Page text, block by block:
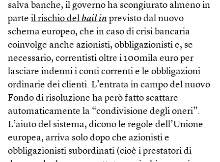
salva banche, il governo ha scongiurato almeno in
parte il rischio del bail in previsto dal nuovo
schema europeo, che in caso di crisi bancaria
coinvolge anche azionisti, obbligazionisti e, se
necessario, correntisti oltre i 100mila euro per
lasciare indenni i conti correnti e le obbligazioni
ordinarie dei clienti. L’entrata in campo del nuovo
Fondo di risoluzione ha però fatto scattare
automaticamente la “condivisione degli oneri”.
L’aiuto del sistema, dicono le regole dell’Unione
europea, arriva solo dopo che azionisti e
obbligazionisti subordinati (cioè i prestatori di